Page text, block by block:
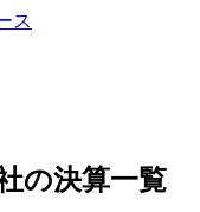
ス
の決算一覧